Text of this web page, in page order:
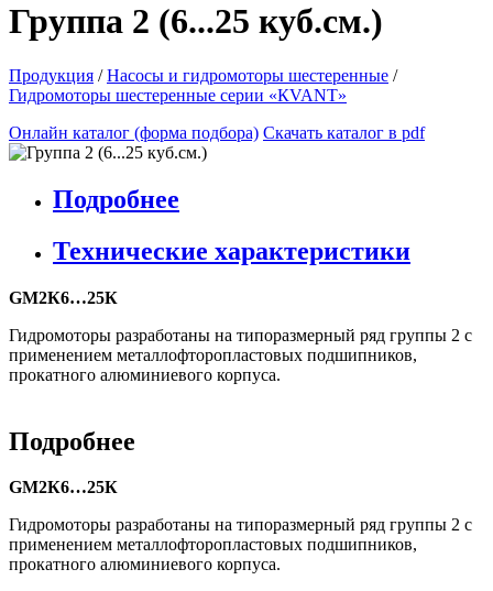
Группа 2 (6...25 куб.см.)
Продукция /Насосы и гидромоторы шестеренные /
Гидромоторы шестеренные серии «КVANT»
Онлайн каталог (форма подбора) Скачать каталог в pdf
Подробнее
Технические характеристики
GM2К6…25К
Гидромоторы разработаны на типоразмерный ряд группы 2 с
применением металлофторопластовых подшипников,
прокатного алюминиевого корпуса.
Подробнее
GM2К6…25К
Гидромоторы разработаны на типоразмерный ряд группы 2 с
применением металлофторопластовых подшипников,
прокатного алюминиевого корпуса.